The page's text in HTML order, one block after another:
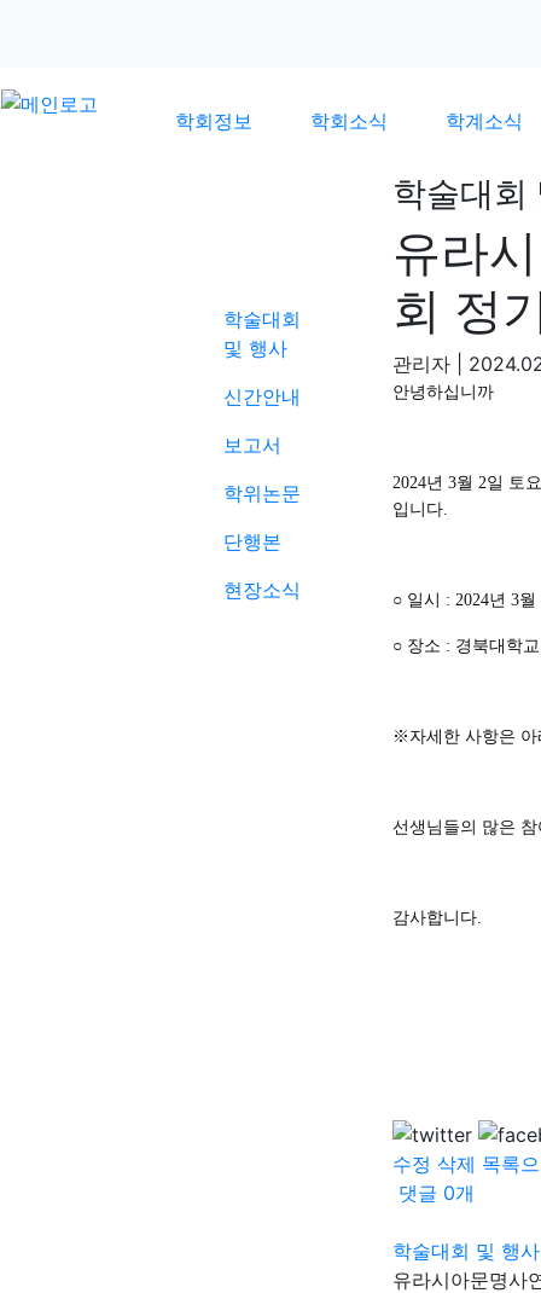
학회정보 학회소식 학계소식
학술대회
및 행사
신간안내
보고서
학위논문
단행본
현장소식
학술대회
유라
회 정
관리자
안녕하십니까
2024년 3월 2일 토
입니다.
○ 일시 : 2024년 3월
○ 장소 : 경북대학
※ 자세한 사항은
선생님들의 많은
감사합니다.
수정 삭제 목록
댓글 0개
학술대회 및 행사
유라시아문명사